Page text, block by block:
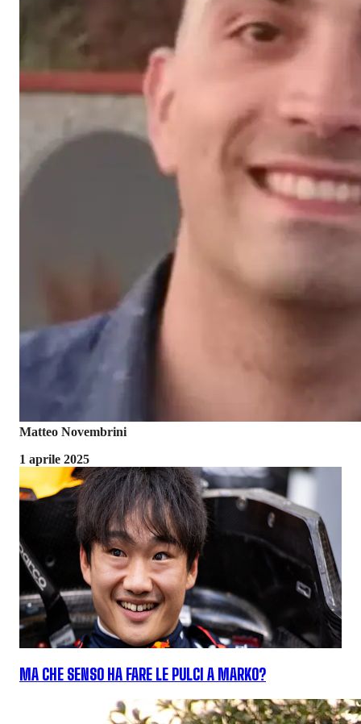
Matteo Novembrini
1 aprile 2025
MA CHE SENSO HA FARE LE PULCI A MARKO?